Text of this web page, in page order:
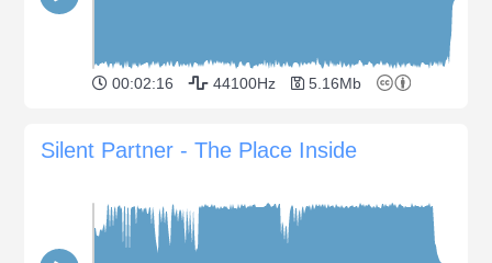
00:02:16 44100Hz 5.16Mb
Silent Partner - The Place Inside